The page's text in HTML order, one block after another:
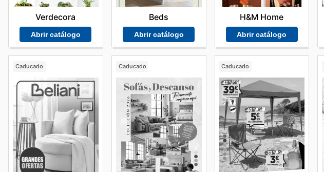
Verdecora
Abrir catálogo
Beds
Abrir catálogo
H&M Home
Abrir catálogo
Caducado Caducado Caducado